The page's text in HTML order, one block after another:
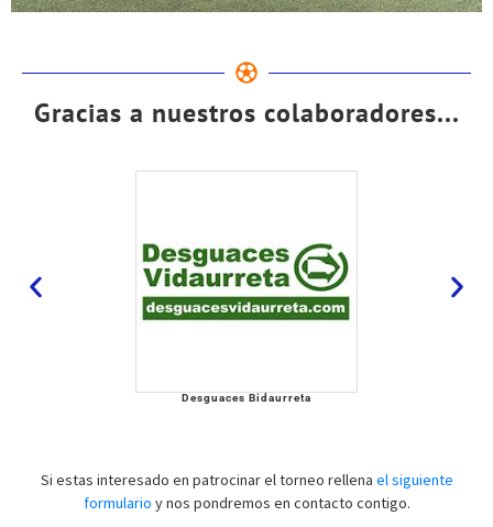
Gracias a nuestros colaboradores...
Desguaces Bidaurreta
Si estas interesado en patrocinar el torneo rellena el siguiente
formulario y nos pondremos en contacto contigo.